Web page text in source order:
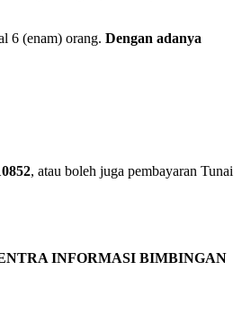
6 (enam) orang. Dengan adanya
, atau boleh juga pembayaran Tunai
INFORMASI BIMBINGAN